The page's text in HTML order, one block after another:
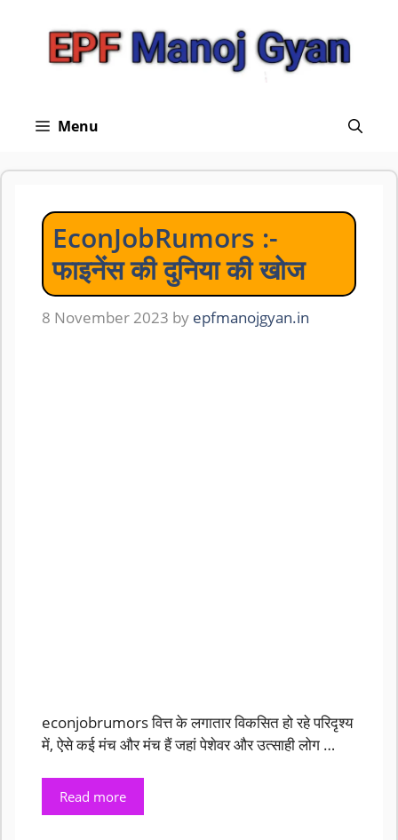
Menu
EconJobRumors :-
फाइनेंस की दुनिया की खोज
8 November 2023 by epfmanojgyan.in
econjobrumors वित्त के लगातार विकसित हो रहे परिदृश्य
में, ऐसे कई मंच और मंच हैं जहां पेशेवर और उत्साही लोग …
Read more